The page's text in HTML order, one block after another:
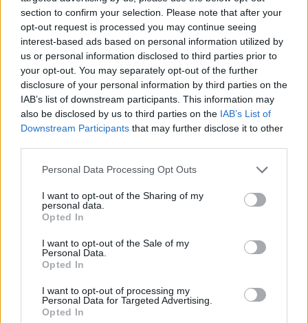
section to confirm your selection. Please note that after your
opt-out request is processed you may continue seeing
interest-based ads based on personal information utilized by
us or personal information disclosed to third parties prior to
your opt-out. You may separately opt-out of the further
disclosure of your personal information by third parties on the
IAB’s list of downstream participants. This information may
also be disclosed by us to third parties on the IAB’s List of
Downstream Participants that may further disclose it to other
Personal Data Processing Opt Outs
I want to opt-out of the Sharing of my
personal data.
Opted In
I want to opt-out of the Sale of my
Personal Data.
Opted In
I want to opt-out of processing my
Personal Data for Targeted Advertising.
Opted In
Galų g. 1 – 7 021 kv. m;
Galų g. 5 – 6 884 kv. m;
Galų g. 9 – 7 024 kv. m;
Apželdintas sklypo plotas – 9 343,46 kv. m
(44,5 proc. sklypo ploto);
Pastatų bendras plotas – 34 156,01 kv. m:
Antžeminis plotas – 22 277,76 kv. m;